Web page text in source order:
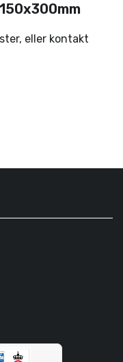
eller kontakt